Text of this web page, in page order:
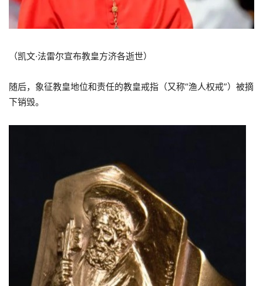
（凯文·法雷尔宣布教皇方济各逝世）
随后，象征教皇地位和责任的教皇戒指（又称“渔人权戒”）被摘
下销毁。